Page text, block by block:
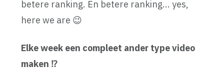
betere ranking. En betere ranking... yes,
here we are 😉
Elke week een compleet ander type video
maken ⁉️